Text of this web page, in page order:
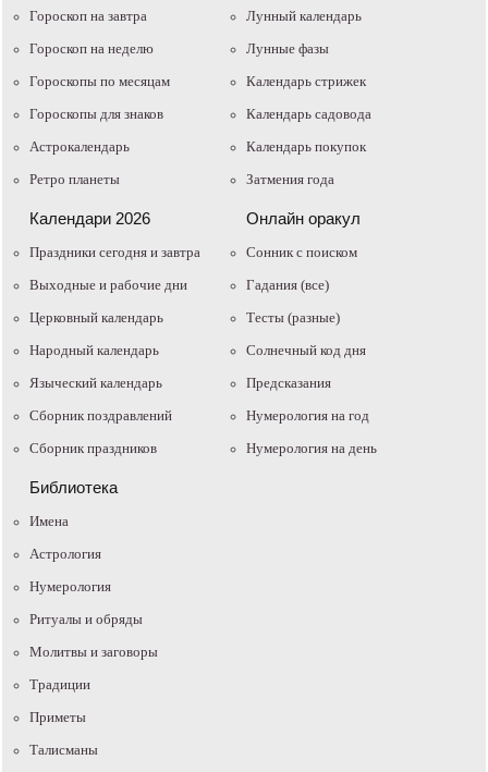
Гороскоп на завтра
Гороскоп на неделю
Гороскопы по месяцам
Гороскопы для знаков
Астрокалендарь
Ретро планеты
Лунный календарь
Лунные фазы
Календарь стрижек
Календарь садовода
Календарь покупок
Затмения года
Календари 2026
Праздники сегодня и завтра
Выходные и рабочие дни
Церковный календарь
Народный календарь
Языческий календарь
Сборник поздравлений
Сборник праздников
Онлайн оракул
Cонник с поиском
Гадания (все)
Тесты (разные)
Солнечный код дня
Предсказания
Нумерология на год
Нумерология на день
Библиотека
Имена
Астрология
Нумерология
Ритуалы и обряды
Молитвы и заговоры
Традиции
Приметы
Талисманы